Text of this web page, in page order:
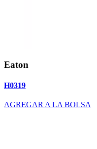
Eaton
H0319
AGREGAR A LA BOLSA